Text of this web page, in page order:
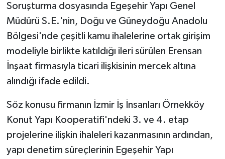
Soruşturma dosyasında Egeşehir Yapı Genel
Müdürü S.E.'nin, Doğu ve Güneydoğu Anadolu
Bölgesi'nde çeşitli kamu ihalelerine ortak girişim
modeliyle birlikte katıldığı ileri sürülen Erensan
İnşaat firmasıyla ticari ilişkisinin mercek altına
alındığı ifade edildi.
Söz konusu firmanın İzmir İş İnsanları Örnekköy
Konut Yapı Kooperatifi'ndeki 3. ve 4. etap
projelerine ilişkin ihaleleri kazanmasının ardından,
yapı denetim süreçlerinin Egeşehir Yapı